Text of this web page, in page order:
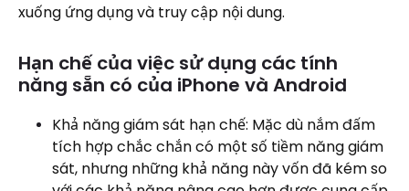
xuống ứng dụng và truy cập nội dung.
Hạn chế của việc sử dụng các tính
năng sẵn có của iPhone và Android
Khả năng giám sát hạn chế: Mặc dù nắm đấm
tích hợp chắc chắn có một số tiềm năng giám
sát, nhưng những khả năng này vốn đã kém so